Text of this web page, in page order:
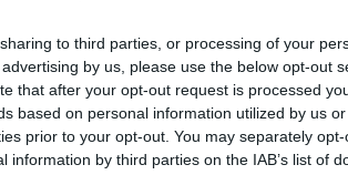
to third parties, or processing of your
by us, please use the below opt-out
that after your opt-out request is processed
based on personal information utilized by us
prior to your opt-out. You may separately
information by third parties on the IAB’s list of
vizat într-un dosar de
infantilă: „Sunt acuzații
Update